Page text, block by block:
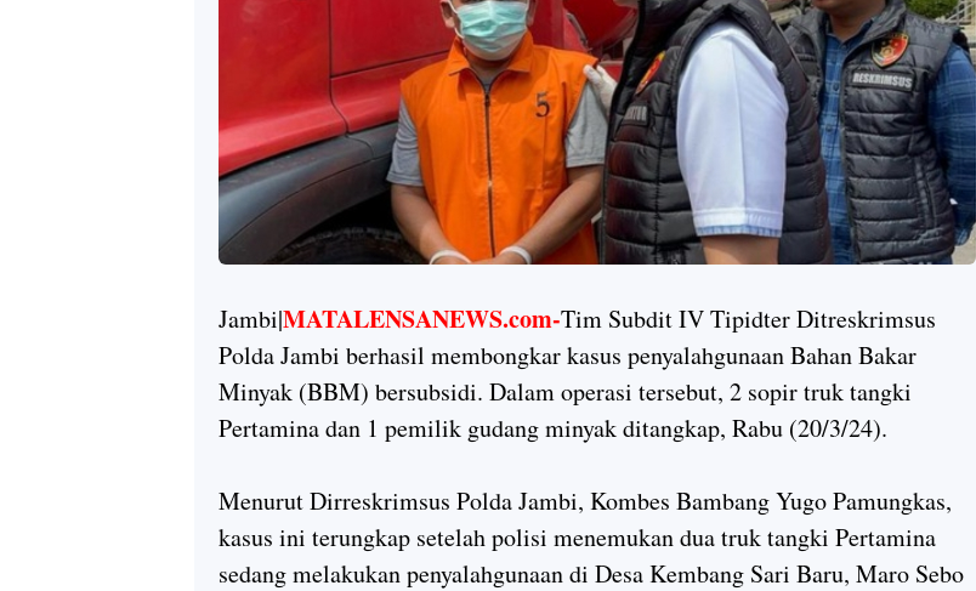
Jambi|MATALENSANEWS.com-Tim Subdit IV Tipidter Ditreskrimsus
Polda Jambi berhasil membongkar kasus penyalahgunaan Bahan Bakar
Minyak (BBM) bersubsidi. Dalam operasi tersebut, 2 sopir truk tangki
Pertamina dan 1 pemilik gudang minyak ditangkap, Rabu (20/3/24).
Menurut Dirreskrimsus Polda Jambi, Kombes Bambang Yugo Pamungkas,
kasus ini terungkap setelah polisi menemukan dua truk tangki Pertamina
sedang melakukan penyalahgunaan di Desa Kembang Sari Baru, Maro Sebo